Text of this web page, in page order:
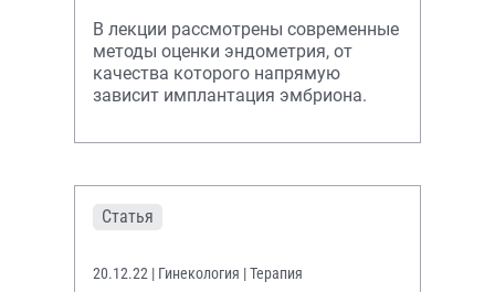
В лекции рассмотрены современные
методы оценки эндометрия, от
качества которого напрямую
зависит имплантация эмбриона.
Статья
20.12.22 | Гинекология | Терапия